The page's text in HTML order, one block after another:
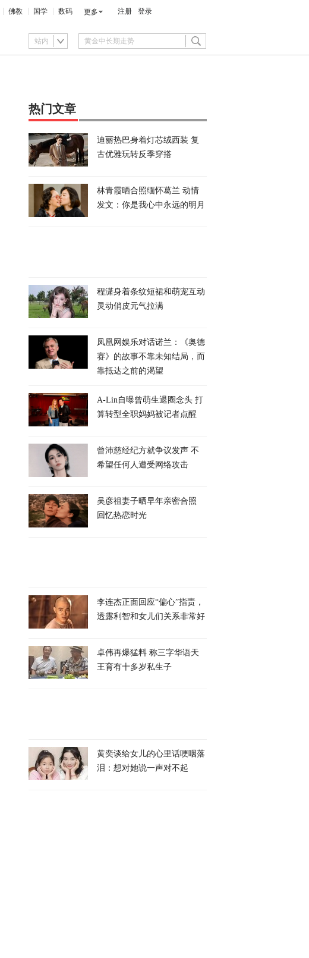
佛教 国学 数码 更多 注册 登录
站内
热门文章
迪丽热巴身着灯芯绒西装 复
古优雅玩转反季穿搭
林青霞晒合照缅怀葛兰 动情
发文：你是我心中永远的明月
程潇身着条纹短裙和萌宠互动
灵动俏皮元气拉满
凤凰网娱乐对话诺兰：《奥德
赛》的故事不靠未知结局，而
靠抵达之前的渴望
A-Lin自曝曾萌生退圈念头 打
算转型全职妈妈被记者点醒
曾沛慈经纪方就争议发声 不
希望任何人遭受网络攻击
吴彦祖妻子晒早年亲密合照
回忆热恋时光
李连杰正面回应“偏心”指责，
透露利智和女儿们关系非常好
卓伟再爆猛料 称三字华语天
王育有十多岁私生子
黄奕谈给女儿的心里话哽咽落
泪：想对她说一声对不起